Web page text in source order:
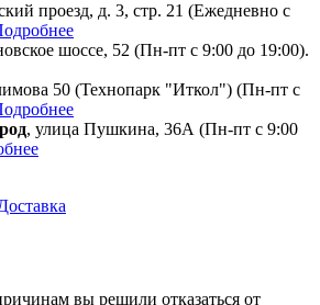
проезд, д. 3, стр. 21 (Ежедневно с
шоссе, 52 (Пн-пт с 9:00 до 19:00).
50 (​Технопарк "Иткол") (Пн-пт с
, улица Пушкина, 36А (Пн-пт с 9:00
вы решили отказаться от